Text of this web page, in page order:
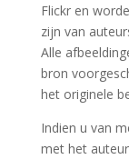
Flickr en
zijn van
Alle
bron
het originele
Indien u van
met het